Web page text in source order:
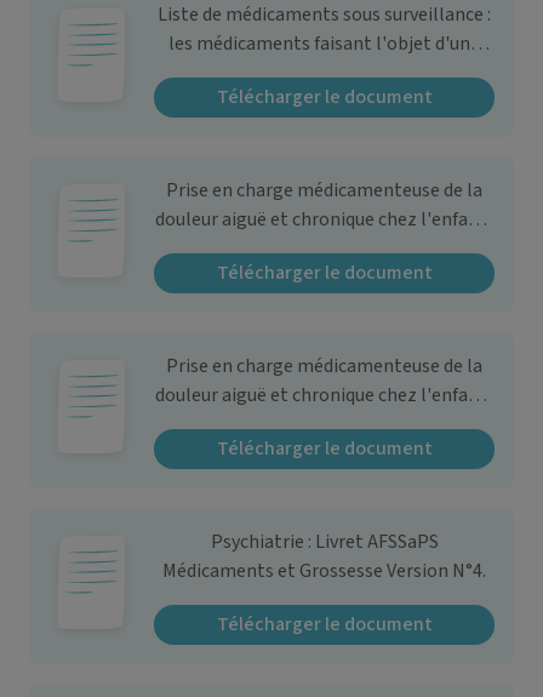
Liste de médicaments sous surveillance :
les médicaments faisant l'objet d'une
surveillance renforcée dès le début de
leur commercialisation.
Télécharger le document
Prise en charge médicamenteuse de la
douleur aiguë et chronique chez l'enfant :
Recommandations de bonne pratique -
Argumentaire.
Télécharger le document
Prise en charge médicamenteuse de la
douleur aiguë et chronique chez l'enfant :
Recommandations de bonne pratique.
Télécharger le document
Psychiatrie : Livret AFSSaPS
Médicaments et Grossesse Version N°4.
Télécharger le document